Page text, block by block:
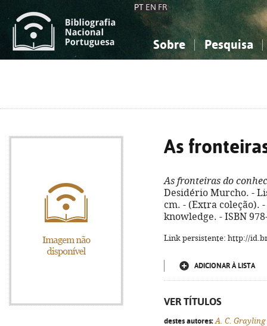
PT EN FR
Sobre Pesquisa
As
As fronteiras do
Desidério Murcho. -
cm. - (Extra coleção).
knowledge. - ISBN
Link persistente: http://
ADICIONAR À LISTA
VER TÍTULOS
destes autores: A. C. Grayling